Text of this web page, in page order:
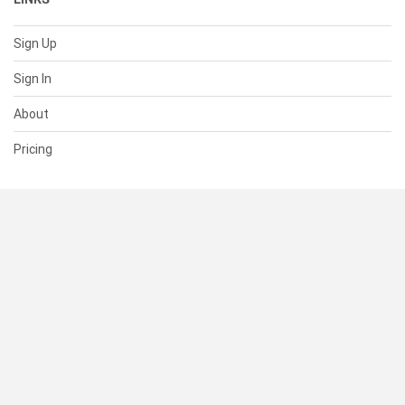
Sign Up
Sign In
About
Pricing